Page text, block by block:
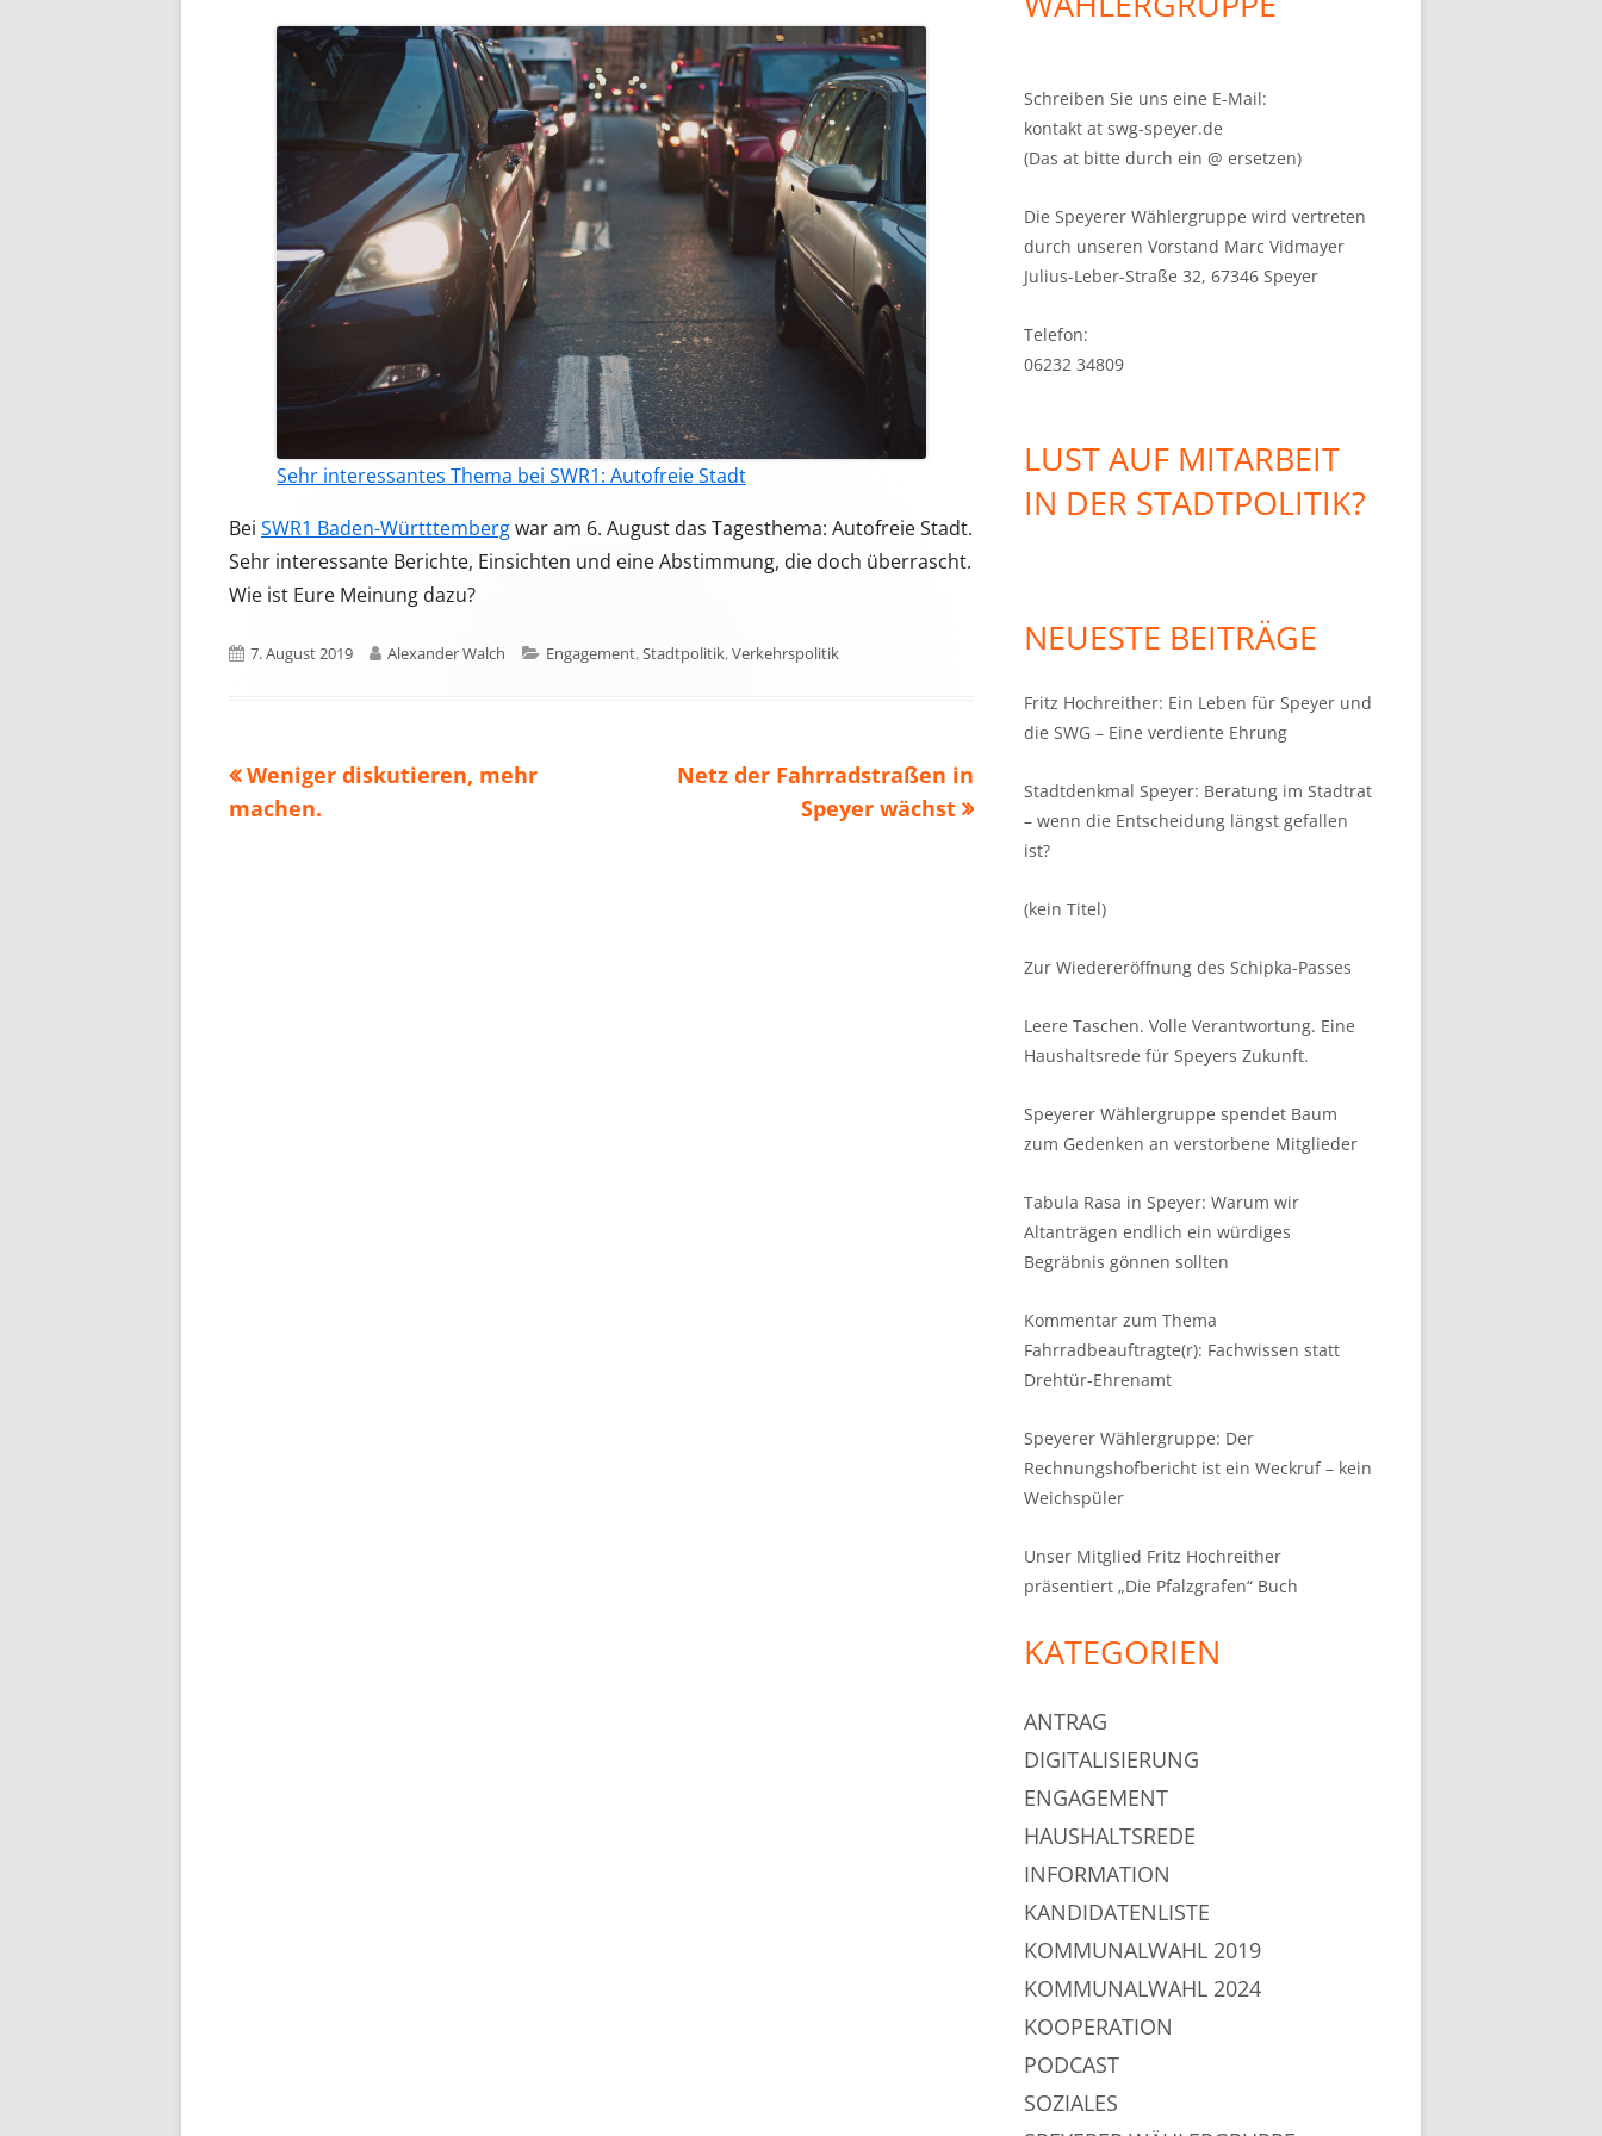
KULTUR
BILDUNGSSTANDORT
INTEGRATION FÖRDERN
STADTGESELLSCHAFT FÜR ALLE
GENERATIONEN
VERKEHR
NAHVERSORGUNG
Sehr interessantes Thema bei SWR1: Autofreie Stadt
Bei SWR1 Baden-Württtembergwar am 6. August das Tagesthema: Autofreie Stadt.
Sehr interessante Berichte, Einsichten und eine Abstimmung, die doch überrascht.
Wie ist Eure Meinung dazu?
Veröffentlicht
7. August 2019 Autor
Alexander Walch Kategorien
Engagement,Stadtpolitik,Verkehrspolitik
Beitragsnavigation
Vorheriger
Beitrag:
Weniger diskutieren, mehr
machen.
Nächster
Netz der Fahrradstraßen in
Speyer wächst
Schreiben Sie uns eine E-Mail:
kontakt at swg-speyer.de
(Das at bitte durch ein @ ersetzen)
Die Speyerer Wählergruppe wird vertreten
durch unseren Vorstand Marc Vidmayer
Julius-Leber-Straße 32, 67346 Speyer
Telefon:
06232 34809
LUST AUF MITARBEIT
IN DER STADTPOLITIK?
NEUESTE BEITRÄGE
Fritz Hochreither: Ein Leben für Speyer und
die SWG – Eine verdiente Ehrung
Stadtdenkmal Speyer: Beratung im Stadtrat
– wenn die Entscheidung längst gefallen
ist?
(kein Titel)
Zur Wiedereröffnung des Schipka-Passes
Leere Taschen. Volle Verantwortung. Eine
Haushaltsrede für Speyers Zukunft.
Speyerer Wählergruppe spendet Baum
zum Gedenken an verstorbene Mitglieder
Tabula Rasa in Speyer: Warum wir
Altanträgen endlich ein würdiges
Begräbnis gönnen sollten
Kommentar zum Thema
Fahrradbeauftragte(r): Fachwissen statt
Drehtür-Ehrenamt
Speyerer Wählergruppe: Der
Rechnungshofbericht ist ein Weckruf – kein
Weichspüler
Unser Mitglied Fritz Hochreither
präsentiert „Die Pfalzgrafen“ Buch
KATEGORIEN
ANTRAG
DIGITALISIERUNG
ENGAGEMENT
HAUSHALTSREDE
INFORMATION
KANDIDATENLISTE
KOMMUNALWAHL 2019
KOMMUNALWAHL 2024
KOOPERATION
PODCAST
SOZIALES